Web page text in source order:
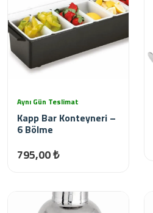
Aynı Gün Teslimat
Kapp Bar Konteyneri –
6 Bölme
795,00 ₺